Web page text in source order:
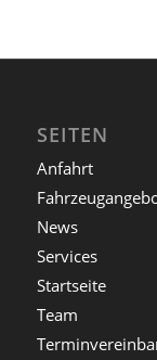
SEITEN
Anfahrt
News
Services
Startseite
Team